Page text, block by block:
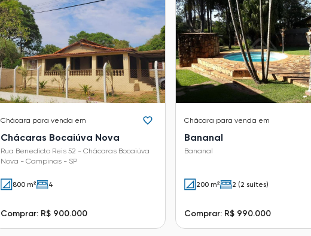
Chácara para venda em
Chácaras Bocaiúva Nova
Rua Benedicto Reis 52 - Chácaras Bocaiúva
Nova - Campinas - SP
800 m² 4
Comprar: R$ 900.000
Chácara para venda em
Bananal
Bananal
200 m² 2 (2 suítes)
Comprar: R$ 990.000